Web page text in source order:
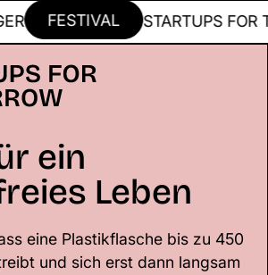
FESTIVAL STARTUPS FOR
ein
Leben
eine Plastikflasche bis zu 450
und sich erst dann langsam